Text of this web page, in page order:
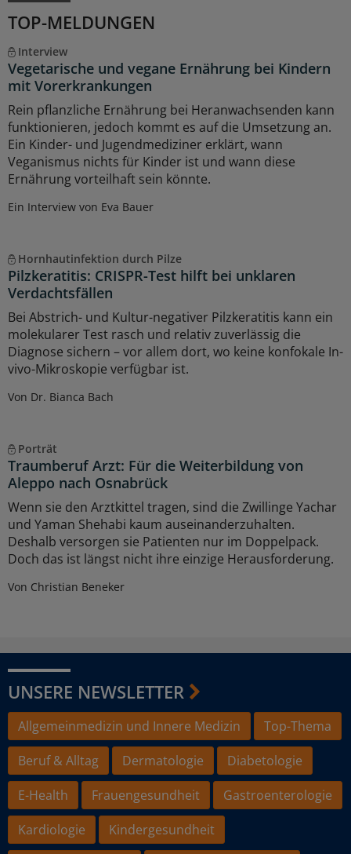
TOP-MELDUNGEN
Interview
Vegetarische und vegane Ernährung bei Kindern
mit Vorerkrankungen
Rein pflanzliche Ernährung bei Heranwachsenden kann
funktionieren, jedoch kommt es auf die Umsetzung an.
Ein Kinder- und Jugendmediziner erklärt, wann
Veganismus nichts für Kinder ist und wann diese
Ernährung vorteilhaft sein könnte.
Ein Interview von Eva Bauer
Hornhautinfektion durch Pilze
Pilzkeratitis: CRISPR-Test hilft bei unklaren
Verdachtsfällen
Bei Abstrich- und Kultur-negativer Pilzkeratitis kann ein
molekularer Test rasch und relativ zuverlässig die
Diagnose sichern – vor allem dort, wo keine konfokale In-
vivo-Mikroskopie verfügbar ist.
Von Dr. Bianca Bach
Porträt
Traumberuf Arzt: Für die Weiterbildung von
Aleppo nach Osnabrück
Wenn sie den Arztkittel tragen, sind die Zwillinge Yachar
und Yaman Shehabi kaum auseinanderzuhalten.
Deshalb versorgen sie Patienten nur im Doppelpack.
Doch das ist längst nicht ihre einzige Herausforderung.
Von Christian Beneker
UNSERE NEWSLETTER
Allgemeinmedizin und Innere Medizin
Top-Thema
Beruf & Alltag
Dermatologie
Diabetologie
E-Health
Frauengesundheit
Gastroenterologie
Kardiologie
Kindergesundheit